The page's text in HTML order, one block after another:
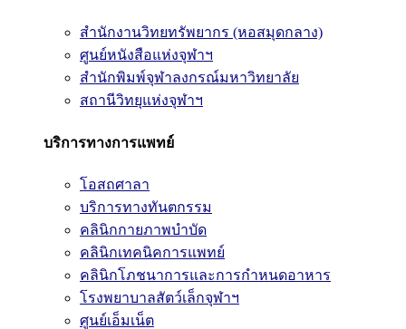
สำนักงานวิทยทรัพยากร (หอสมุดกลาง)
ศูนย์หนังสือแห่งจุฬาฯ
สำนักพิมพ์จุฬาลงกรณ์มหาวิทยาลัย
สถานีวิทยุแห่งจุฬาฯ
บริการทางการแพทย์
โอสถศาลา
บริการทางทันตกรรม
คลินิกกายภาพบำบัด
คลินิกเทคนิคการแพทย์
คลินิกโภชนาการและการกำหนดอาหาร
โรงพยาบาลสัตว์เล็กจุฬาฯ
ศูนย์เอ็มเน็ต